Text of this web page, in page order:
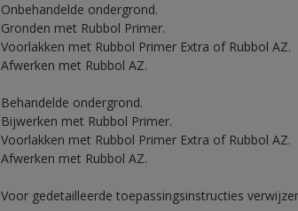
Onbehandelde ondergrond.
Gronden met Rubbol Primer.
Voorlakken met Rubbol Primer Extra of Rubbol AZ.
Afwerken met Rubbol AZ.
Behandelde ondergrond.
Bijwerken met Rubbol Primer.
Voorlakken met Rubbol Primer Extra of Rubbol AZ.
Afwerken met Rubbol AZ.
Voor gedetailleerde toepassingsinstructies